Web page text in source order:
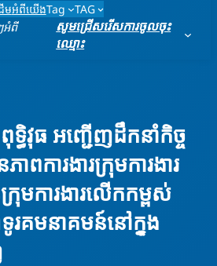
មអំពីយើងTag
TAG
អំពី
សូមជ្រើសរើសការចូលចុះ
ឈ្មោះ
ធិវុធ អញ្ជើញដឹកនាំកិច្ច
ាពការងារក្រុមការងារ
រុមការងារលើកកម្ពស់
គមនាគមន៍នៅក្នុង